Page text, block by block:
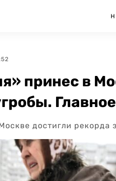
принес в
Главное
достигли рекорда